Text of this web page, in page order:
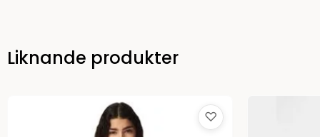
Liknande produkter
♡